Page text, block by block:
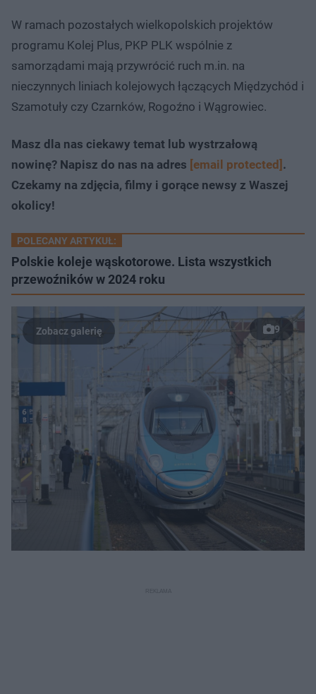
W ramach pozostałych wielkopolskich projektów
programu Kolej Plus, PKP PLK wspólnie z
samorządami mają przywrócić ruch m.in. na
nieczynnych liniach kolejowych łączących Międzychód i
Szamotuły czy Czarnków, Rogoźno i Wągrowiec.
Masz dla nas ciekawy temat lub wystrzałową
nowinę? Napisz do nas na adres [email protected] .
Czekamy na zdjęcia, filmy i gorące newsy z Waszej
okolicy!
POLECANY ARTYKUŁ:
Polskie koleje wąskotorowe. Lista wszystkich
przewoźników w 2024 roku
9